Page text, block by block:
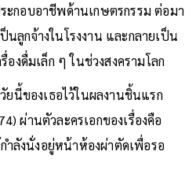
กอบอาชีพด้านเกษตรกรรม ต่อมา
ลูกจ้างในโรงงาน และกลายเป็น
องดื่มเล็ก ๆ ในช่วงสงครามโลก
ยนี้ของเธอไว้ในผลงานชิ้นแรก
ผ่านตัวละครเอกของเรื่องคือ
กำลังนั่งอยู่หน้าห้องผ่าตัดเพื่อรอ